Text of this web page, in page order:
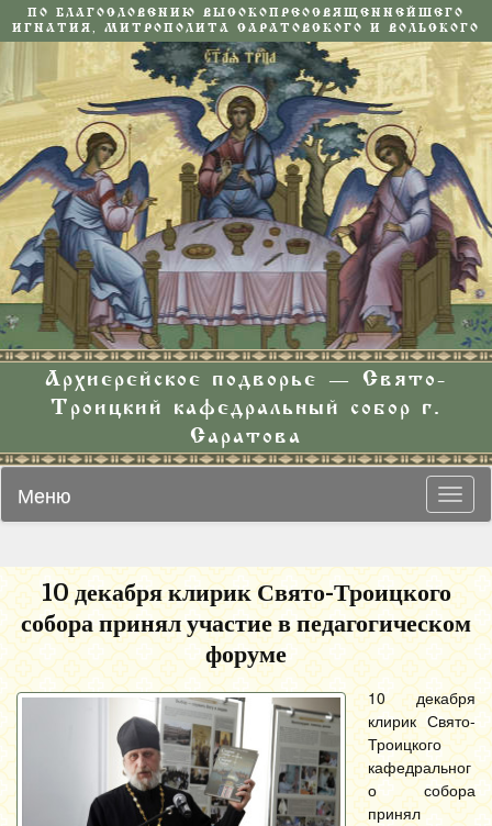
ПО БЛАГОСЛОВЕНИЮ ВЫСОКОПРЕОСВЯЩЕННЕЙШЕГО
ИГНАТИЯ, МИТРОПОЛИТА САРАТОВСКОГО И ВОЛЬСКОГО
Архиерейское подворье — Свято-
Троицкий кафедральный собор г.
Саратова
Меню
10 декабря клирик Свято-Троицкого
собора принял участие в педагогическом
форуме
10 декабря
клирик Свято-
Троицкого
кафедральног
о собора
принял